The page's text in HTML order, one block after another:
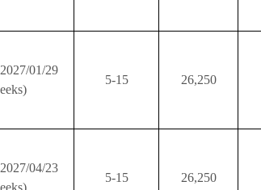
01/29
5-15 26,250
04/23
5-15 26,250